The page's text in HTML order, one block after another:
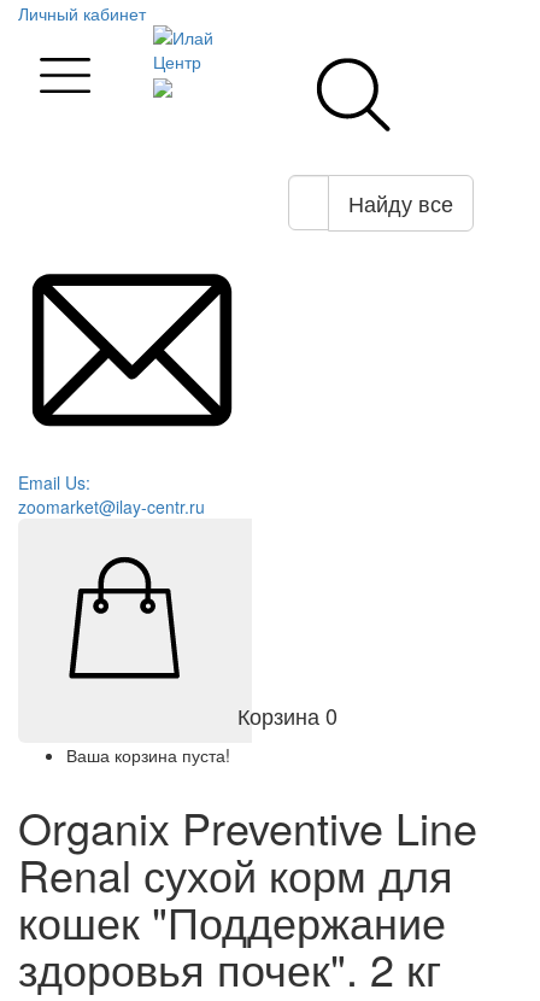
Личный кабинет
Найду все
Email Us:
zoomarket@ilay-centr.ru
Корзина0
Ваша корзина пуста!
Organix Preventive Line
Renal сухой корм для
кошек "Поддержание
здоровья почек". 2 кг